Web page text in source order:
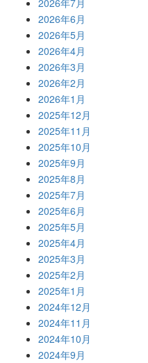
2026年7月
2026年6月
2026年5月
2026年4月
2026年3月
2026年2月
2026年1月
2025年12月
2025年11月
2025年10月
2025年9月
2025年8月
2025年7月
2025年6月
2025年5月
2025年4月
2025年3月
2025年2月
2025年1月
2024年12月
2024年11月
2024年10月
2024年9月